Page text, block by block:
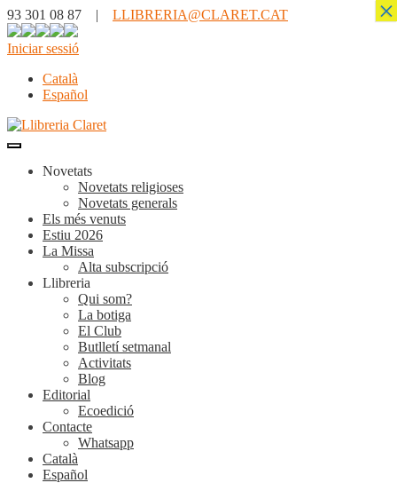
93 301 08 87 | LLIBRERIA@CLARET.CAT
Iniciar sessió
Català
Español
Novetats
Novetats religioses
Novetats generals
Els més venuts
Estiu 2026
La Missa
Alta subscripció
Llibreria
Qui som?
La botiga
El Club
Butlletí setmanal
Activitats
Blog
Editorial
Ecoedició
Contacte
Whatsapp
Català
Español
×